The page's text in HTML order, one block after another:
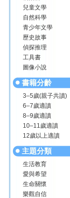
兒童文學
自然科學
青少年文學
歷史故事
偵探推理
工具書
圖像小說
書籍分齡
3–5歲(親子共讀)
6–7歲適讀
8–9歲適讀
10–11歲適讀
12歲以上適讀
主題分類
生活教育
愛與希望
生命關懷
樂觀自信